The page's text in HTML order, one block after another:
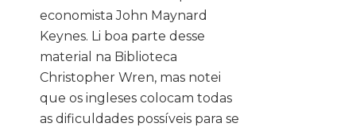
economista John Maynard
Keynes. Li boa parte desse
material na Biblioteca
Christopher Wren, mas notei
que os ingleses colocam todas
as dificuldades possíveis para se